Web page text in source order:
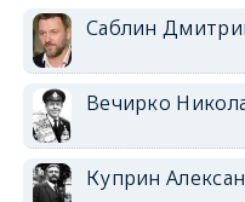
Саблин
Вечирко
Куприн